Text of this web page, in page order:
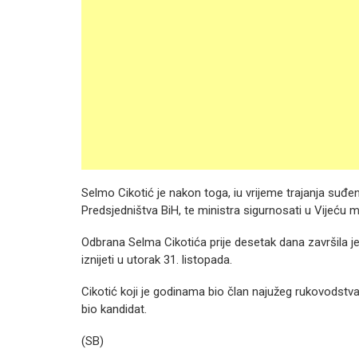
Selmo Cikotić je nakon toga, iu vrijeme trajanja
Predsjedništva BiH, te ministra sigurnosati u Vijeću
Odbrana Selma Cikotića prije desetak dana završila
iznijeti u utorak 31. listopada.
Cikotić koji je godinama bio član najužeg
bio kandidat.
(SB)